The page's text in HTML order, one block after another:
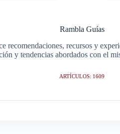
Rambla Guías
recursos y
y tendencias abordados con el
ARTÍCULOS: 1609